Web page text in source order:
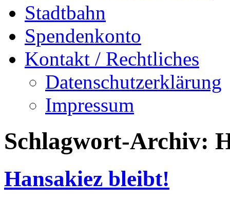
Stadtbahn
Spendenkonto
Kontakt / Rechtliches
Datenschutzerklärung
Impressum
Schlagwort-Archiv:
Hansakiez bleibt!